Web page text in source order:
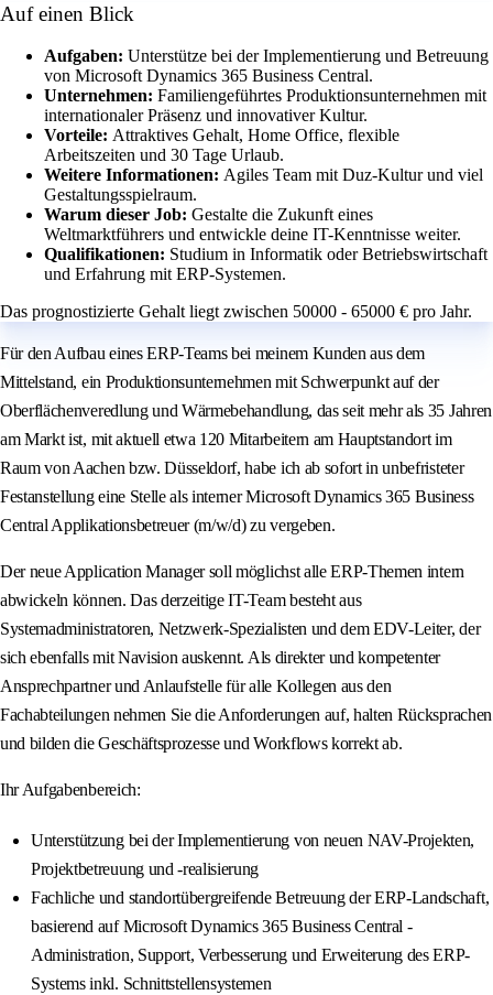
Auf einen Blick
Aufgaben: Unterstütze bei der Implementierung und Betreuung
von Microsoft Dynamics 365 Business Central.
Unternehmen: Familiengeführtes Produktionsunternehmen mit
internationaler Präsenz und innovativer Kultur.
Vorteile: Attraktives Gehalt, Home Office, flexible
Arbeitszeiten und 30 Tage Urlaub.
Weitere Informationen: Agiles Team mit Duz-Kultur und viel
Gestaltungsspielraum.
Warum dieser Job: Gestalte die Zukunft eines
Weltmarktführers und entwickle deine IT-Kenntnisse weiter.
Qualifikationen: Studium in Informatik oder Betriebswirtschaft
und Erfahrung mit ERP-Systemen.
Das prognostizierte Gehalt liegt zwischen 50000 - 65000 € pro Jahr.
Für den Aufbau eines ERP-Teams bei meinem Kunden aus dem
Mittelstand, ein Produktionsunternehmen mit Schwerpunkt auf der
Oberflächenveredlung und Wärmebehandlung, das seit mehr als 35 Jahren
am Markt ist, mit aktuell etwa 120 Mitarbeitern am Hauptstandort im
Raum von Aachen bzw. Düsseldorf, habe ich ab sofort in unbefristeter
Festanstellung eine Stelle als interner Microsoft Dynamics 365 Business
Central Applikationsbetreuer (m/w/d) zu vergeben.
Der neue Application Manager soll möglichst alle ERP-Themen intern
abwickeln können. Das derzeitige IT-Team besteht aus
Systemadministratoren, Netzwerk-Spezialisten und dem EDV-Leiter, der
sich ebenfalls mit Navision auskennt. Als direkter und kompetenter
Ansprechpartner und Anlaufstelle für alle Kollegen aus den
Fachabteilungen nehmen Sie die Anforderungen auf, halten Rücksprachen
und bilden die Geschäftsprozesse und Workflows korrekt ab.
Ihr Aufgabenbereich:
Unterstützung bei der Implementierung von neuen NAV-Projekten,
Projektbetreuung und -realisierung
Fachliche und standortübergreifende Betreuung der ERP-Landschaft,
basierend auf Microsoft Dynamics 365 Business Central -
Administration, Support, Verbesserung und Erweiterung des ERP-
Systems inkl. Schnittstellensystemen